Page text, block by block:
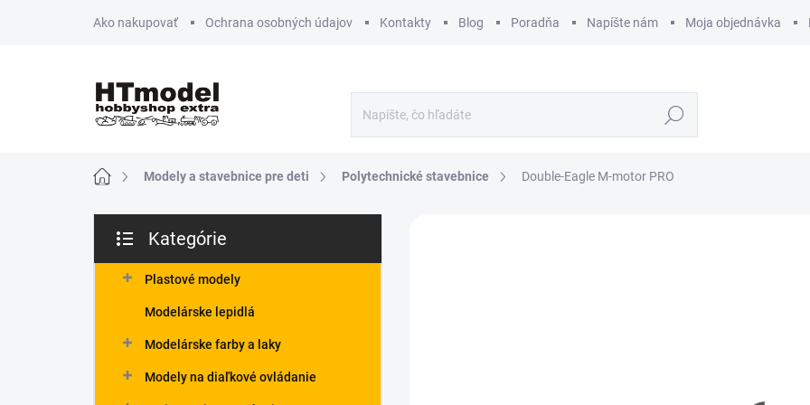
Ako nakupovať Ochrana osobných údajov Kontakty Blog Poradňa Napíšte nám Moja objednávka
Hľadať
DomovModely a stavebnice pre deti Polytechnické stavebnice Double-Eagle M-motor PRO
č
kategórie
Kategórie
Plastové modely
Modelárske lepidlá
Modelárske farby a laky
Modely na diaľkové ovládanie